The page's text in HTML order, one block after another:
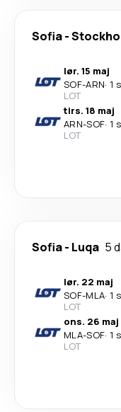
Sofia-
lør. 15 maj
SOF-ARN· 1
LOT
tirs. 18 maj
ARN-SOF· 1
LOT
Sofia- Luqa 5
lør. 22 maj
SOF-MLA· 1
LOT
ons. 26 maj
MLA-SOF· 1
LOT